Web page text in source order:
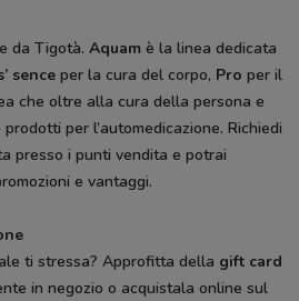
da Tigotà. Aquam è la linea dedicata
sence per la cura del corpo, Pro per il
che oltre alla cura della persona e
per l’automedicazione. Richiedi
presso i punti vendita e potrai
e vantaggi.
ti stressa? Approfitta della gift card
in negozio o acquistala online sul